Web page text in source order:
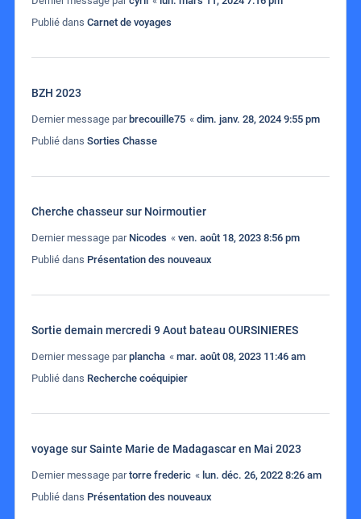
Publié dans Carnet de voyages
BZH 2023
Dernier message par brecouille75 « dim. janv. 28, 2024 9:55 pm
Publié dans Sorties Chasse
Cherche chasseur sur Noirmoutier
Dernier message par Nicodes « ven. août 18, 2023 8:56 pm
Publié dans Présentation des nouveaux
Sortie demain mercredi 9 Aout bateau OURSINIERES
Dernier message parplancha « mar. août 08, 2023 11:46 am
Publié dans Recherche coéquipier
voyage sur Sainte Marie de Madagascar en Mai 2023
Dernier message partorre frederic « lun. déc. 26, 2022 8:26 am
Publié dans Présentation des nouveaux